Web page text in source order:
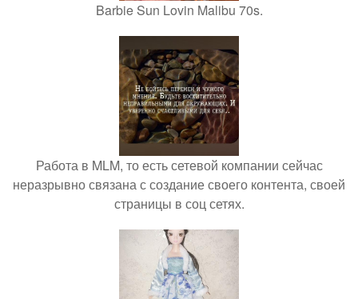
Barbie Sun Lovin Malibu 70s.
Работа в MLM, то есть сетевой компании сейчас
неразрывно связана с создание своего контента, своей
страницы в соц сетях.